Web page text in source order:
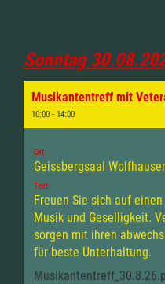
Sonntag
Musikantentreff mit
10:00 - 14:00
Ort
Geissbergsaal
Text
Freuen Sie sich auf
Musik und Geselligkeit.
sorgen mit ihren
für beste Unterhaltung.